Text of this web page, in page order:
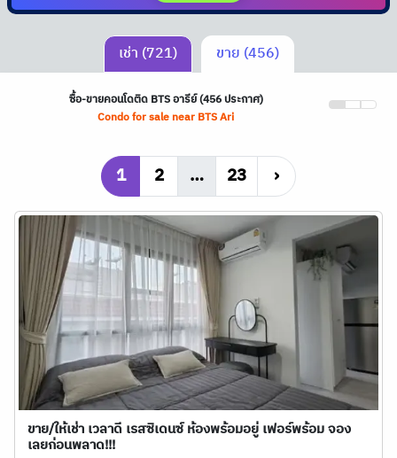
เช่า (721) ขาย (456)
ซื้อ-ขายคอนโดติด BTSอารีย์ (456 ประกาศ)
Condo for sale near BTSAri
1 2 … 23 ›
ขาย/ให้เช่า เวลาดี เรสซิเดนซ์ ห้องพร้อมอยู่ เฟอร์พร้อม จอง
เลยก่อนพลาด!!!